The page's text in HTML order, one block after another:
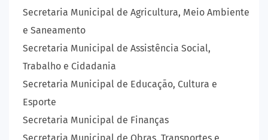
Secretaria Municipal de Agricultura, Meio Ambiente
e Saneamento
Secretaria Municipal de Assistência Social,
Trabalho e Cidadania
Secretaria Municipal de Educação, Cultura e
Esporte
Secretaria Municipal de Finanças